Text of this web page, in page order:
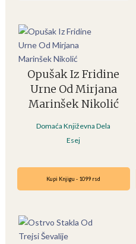
Opušak Iz Fridine
Urne Od Mirjana
Marinšek Nikolić
Domaća Književna Dela
Esej
Kupi Knjigu - 1099 rsd